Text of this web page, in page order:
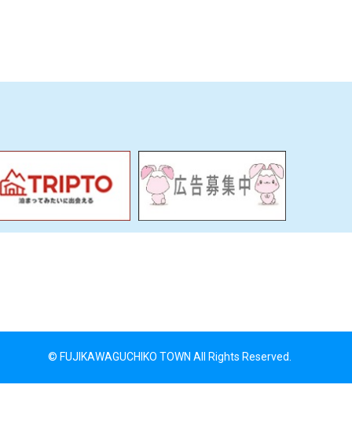
© FUJIKAWAGUCHIKO TOWN All Rights Reserved.